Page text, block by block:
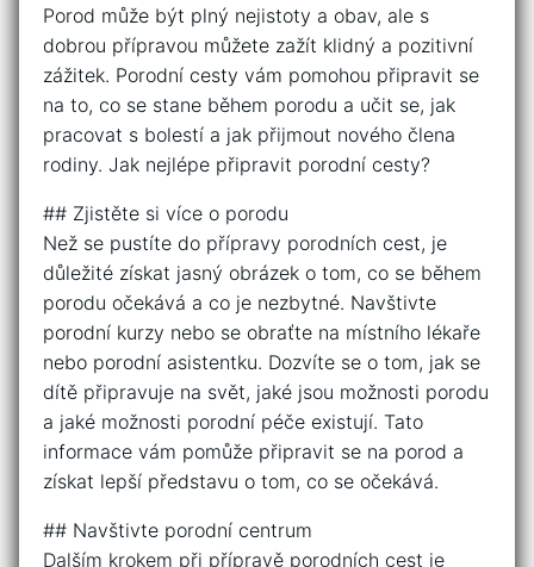
Porod může být plný nejistoty a obav, ale s
dobrou přípravou můžete zažít klidný a pozitivní
zážitek. Porodní cesty vám pomohou připravit se
na to, co se stane během porodu a učit se, jak
pracovat s bolestí a jak přijmout nového člena
rodiny. Jak nejlépe připravit porodní cesty?
## Zjistěte si více o porodu
Než se pustíte do přípravy porodních cest, je
důležité získat jasný obrázek o tom, co se během
porodu očekává a co je nezbytné. Navštivte
porodní kurzy nebo se obraťte na místního lékaře
nebo porodní asistentku. Dozvíte se o tom, jak se
dítě připravuje na svět, jaké jsou možnosti porodu
a jaké možnosti porodní péče existují. Tato
informace vám pomůže připravit se na porod a
získat lepší představu o tom, co se očekává.
## Navštivte porodní centrum
Dalším krokem při přípravě porodních cest je